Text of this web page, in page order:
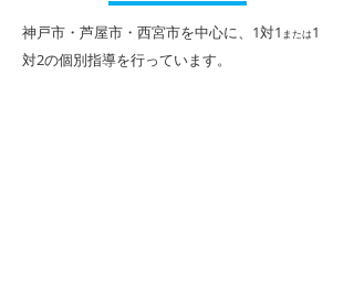
​神戸市・芦屋市・西宮市を中心に、1対1 または1
対2の個別指導を行っています。